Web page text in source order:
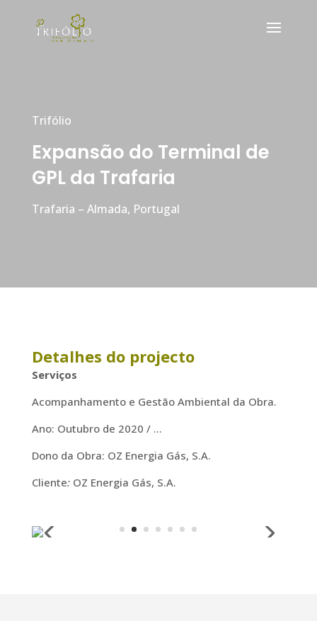
Trifólio
Expansão do Terminal de
GPL da Trafaria
Trafaria – Almada, Portugal
Detalhes do projecto
Serviços
Acompanhamento e Gestão Ambiental da Obra.
Ano: Outubro de 2020 / …
Dono da Obra: OZ Energia Gás, S.A.
Cliente: OZ Energia Gás, S.A.